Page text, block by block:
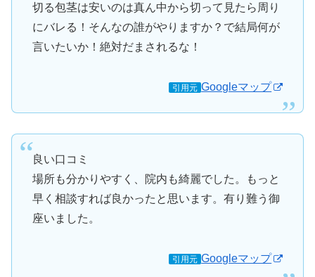
切る包茎は安いのは真ん中から切って見たら周り
にバレる！そんなの誰がやりますか？で結局何が
言いたいか！絶対だまされるな！
引用元 Googleマップ
良い口コミ
場所も分かりやすく、院内も綺麗でした。もっと
早く相談すれば良かったと思います。有り難う御
座いました。
引用元 Googleマップ